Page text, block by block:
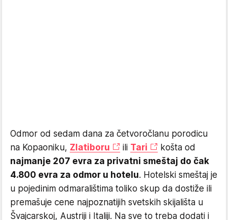
Odmor od sedam dana za četvoročlanu porodicu
na Kopaoniku, Zlatiboru ili Tari
košta od
najmanje 207 evra za privatni smeštaj do čak
4.800 evra za odmor u hotelu. Hotelski smeštaj je
u pojedinim odmaralištima toliko skup da dostiže ili
premašuje cene najpoznatijih svetskih skijališta u
Švajcarskoj, Austriji i Italiji. Na sve to treba dodati i